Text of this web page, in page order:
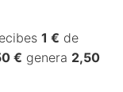
1 € de
€ genera 2,50